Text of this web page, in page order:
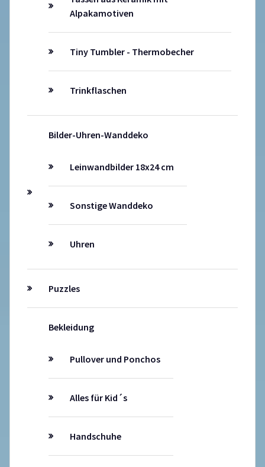
Alpakamotiven
Tiny Tumbler - Thermobecher
Trinkflaschen
Bilder-Uhren-Wanddeko
Leinwandbilder 18x24 cm
Sonstige Wanddeko
Uhren
Puzzles
Bekleidung
Pullover und Ponchos
Alles für Kid´s
Handschuhe